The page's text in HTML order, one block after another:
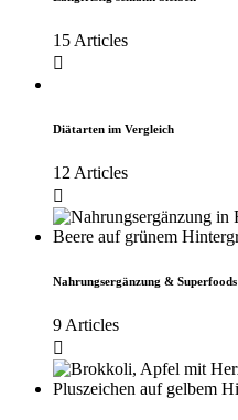
15 Articles
Diätarten im Vergleich
12 Articles
Nahrungsergänzung & Superfoods
9 Articles